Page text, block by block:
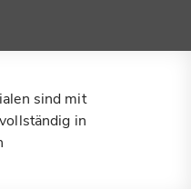
sind mit
in